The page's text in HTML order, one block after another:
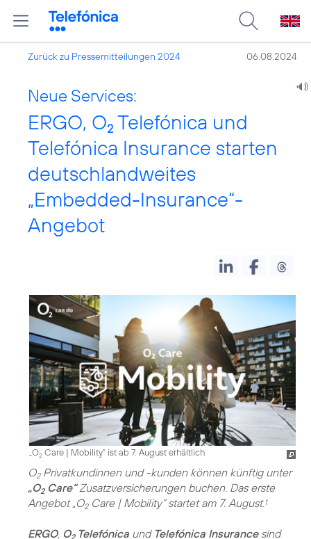
Zurück zu Pressemitteilungen 2024 06.08.2024
Neue Services:
ERGO, O2 Telefónica und
Telefónica Insurance starten
deutschlandweites
„Embedded-Insurance“-
Angebot
„O2 Care | Mobility“ ist ab 7. August erhältlich
O2Privatkundinnen und -kunden können künftig unter
„O2Care“Zusatzversicherungen buchen. Das erste
Angebot „O2Care | Mobility“ startet am 7. August. 1
ERGO, O2Telefónica und Telefónica Insurancesind